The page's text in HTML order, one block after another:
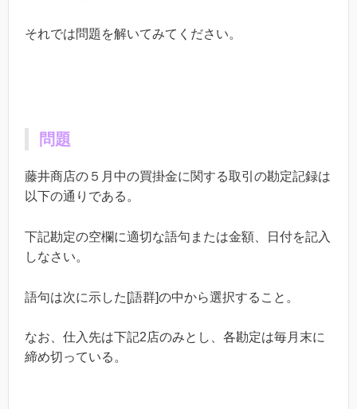
それでは問題を解いてみてください。
問題
藤井商店の５月中の買掛金に関する取引の勘定記録は
以下の通りである。
下記勘定の空欄に適切な語句または金額、日付を記入
しなさい。
語句は次に示した[語群]の中から選択すること。
なお、仕入先は下記2店のみとし、各勘定は毎月末に
締め切っている。